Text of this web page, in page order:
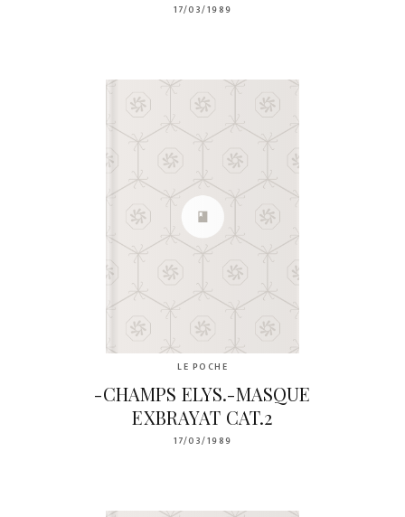
17/03/1989
LE POCHE
-CHAMPS ELYS.-MASQUE
EXBRAYAT CAT.2
17/03/1989